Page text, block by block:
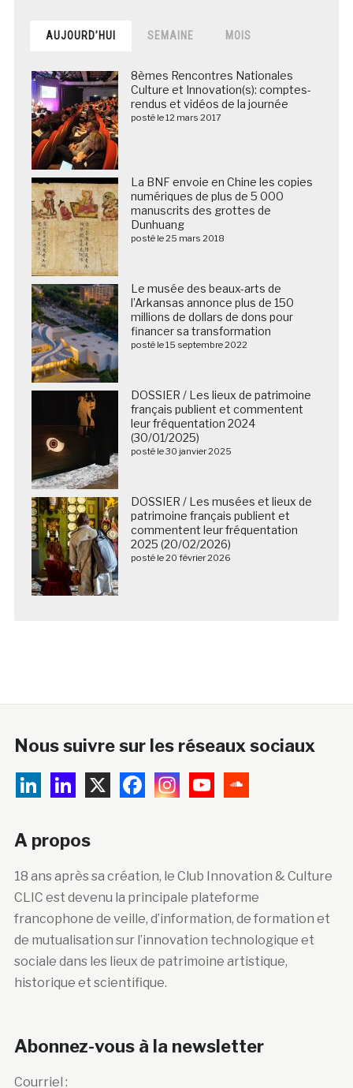
AUJOURD’HUI SEMAINE MOIS
8èmes Rencontres Nationales
Culture et Innovation(s): comptes-
rendus et vidéos de la journée
posté le 12 mars 2017
La BNF envoie en Chine les copies
numériques de plus de 5 000
manuscrits des grottes de
Dunhuang
posté le 25 mars 2018
Le musée des beaux-arts de
l’Arkansas annonce plus de 150
millions de dollars de dons pour
financer sa transformation
posté le 15 septembre 2022
DOSSIER / Les lieux de patrimoine
français publient et commentent
leur fréquentation 2024
(30/01/2025)
posté le 30 janvier 2025
DOSSIER / Les musées et lieux de
patrimoine français publient et
commentent leur fréquentation
2025 (20/02/2026)
posté le 20 février 2026
Nous suivre sur les réseaux sociaux
A propos
18 ans après sa création, le Club Innovation & Culture
CLIC est devenu la principale plateforme
francophone de veille, d’information, de formation et
de mutualisation sur l’innovation technologique et
sociale dans les lieux de patrimoine artistique,
historique et scientifique.
Abonnez-vous à la newsletter
Courriel :